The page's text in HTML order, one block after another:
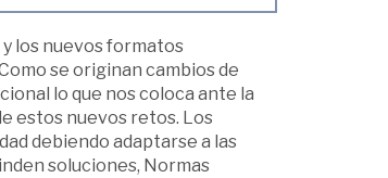
los nuevos formatos
se originan cambios de
lo que nos coloca ante la
estos nuevos retos. Los
debiendo adaptarse a las
soluciones, Normas